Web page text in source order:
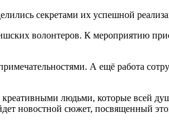
секретами их успешной
волонтеров. К мероприятию
А ещё работа
людьми, которые всей
новостной сюжет, посвященный